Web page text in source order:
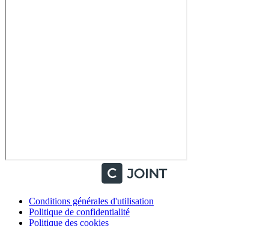
Conditions générales d'utilisation
Politique de confidentialité
Politique des cookies